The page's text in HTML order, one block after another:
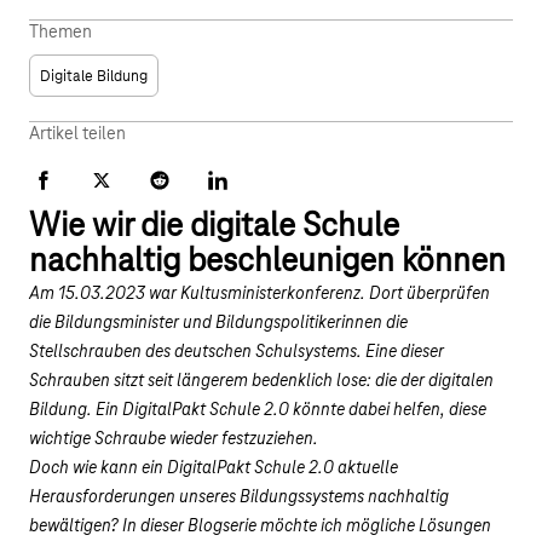
Themen
Digitale Bildung
Artikel teilen
Facebook
X Reddit LinkedIn
Wie wir die digitale Schule
nachhaltig beschleunigen können
Am 15.03.2023 war Kultusministerkonferenz. Dort überprüfen
die Bildungsminister und Bildungspolitikerinnen die
Stellschrauben des deutschen Schulsystems. Eine dieser
Schrauben sitzt seit längerem bedenklich lose: die der digitalen
Bildung. Ein DigitalPakt Schule 2.0 könnte dabei helfen, diese
wichtige Schraube wieder festzuziehen.
Doch wie kann ein DigitalPakt Schule 2.0 aktuelle
Herausforderungen unseres Bildungssystems nachhaltig
bewältigen? In dieser Blogserie möchte ich mögliche Lösungen